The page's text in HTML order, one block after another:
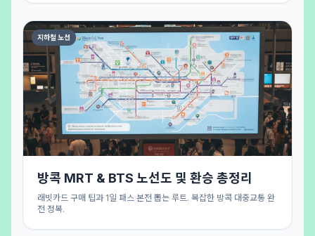
지하철 노선
방콕 MRT & BTS 노선도 및 환승 총정리
래빗카드 구매 팁과 1일 패스 본전 뽑는 루트. 복잡한 방콕 대중교통 완
전 정복.